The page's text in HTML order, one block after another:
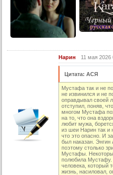
13 серия (суб)
14 серия
14 серия (суб)
17 серия (суб)
18 серия
18 серия (суб)
Нарин 11 мая 2026
Цитата: АСЯ
Мустафа так и не
не извинился и не
оправдывал своей
отступил, поняв,
многом Мустафа
на то, что она
любит мужа,
из шеи Нарин так и
что это опасно. И
был наказан.
поэтому столько
Мустафы.
полюбила Мустафу.
человека, который
жизнь, насиловал,